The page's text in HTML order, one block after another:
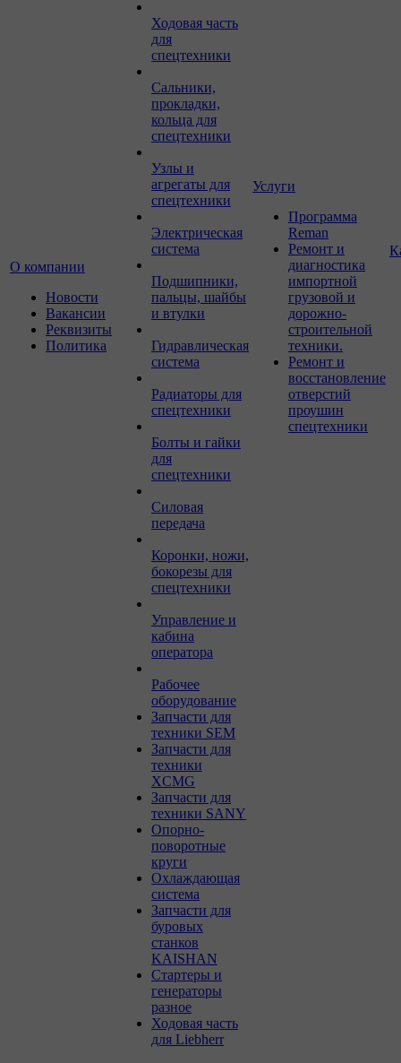
О компании
Новости
Вакансии
Реквизиты
Политика
Ходовая часть
для
спецтехники
Сальники,
прокладки,
кольца для
спецтехники
Узлы и
агрегаты для
спецтехники
Электрическая
система
Подшипники,
пальцы, шайбы
и втулки
Гидравлическая
система
Радиаторы для
спецтехники
Болты и гайки
для
спецтехники
Силовая
передача
Коронки, ножи,
бокорезы для
спецтехники
Управление и
кабина
оператора
Рабочее
оборудование
Запчасти для
техники SEM
Запчасти для
техники
XCMG
Запчасти для
техники SANY
Опорно-
поворотные
круги
Охлаждающая
система
Запчасти для
буровых
станков
KAISHAN
Стартеры и
генераторы
разное
Ходовая часть
для Liebherr
Услуги
Программа
Reman
Ремонт и
диагностика
импортной
грузовой и
дорожно-
строительной
техники.
Ремонт и
восстановление
отверстий
проушин
спецтехники